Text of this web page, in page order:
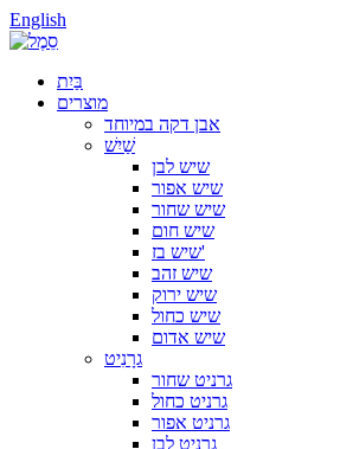
English
בַּיִת
מוצרים
אבן דקה במיוחד
שַׁיִשׁ
שיש לבן
שיש אפור
שיש שחור
שיש חום
שיש בז'
שיש זהב
שיש ירוק
שיש כחול
שיש אדום
גרָנִיט
גרניט שחור
גרניט כחול
גרניט אפור
גרניט לבן